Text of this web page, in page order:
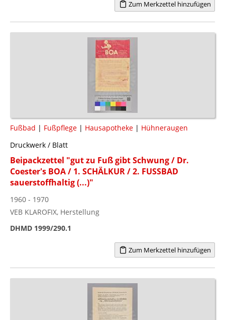
Zum Merkzettel hinzufügen
Fußbad | Fußpflege | Hausapotheke | Hühneraugen
Druckwerk / Blatt
Beipackzettel "gut zu Fuß gibt Schwung / Dr.
Coester's BOA / 1. SCHÄLKUR / 2. FUSSBAD
sauerstoffhaltig (...)"
1960 - 1970
VEB KLAROFIX, Herstellung
DHMD 1999/290.1
Zum Merkzettel hinzufügen